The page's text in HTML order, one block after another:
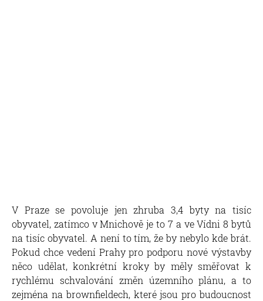
V Praze se povoluje jen zhruba 3,4 byty na tisíc
obyvatel, zatímco v Mnichově je to 7 a ve Vídni 8 bytů
na tisíc obyvatel. A není to tím, že by nebylo kde brát.
Pokud chce vedení Prahy pro podporu nové výstavby
něco udělat, konkrétní kroky by měly směřovat k
rychlému schvalování změn územního plánu, a to
zejména na brownfieldech, které jsou pro budoucnost